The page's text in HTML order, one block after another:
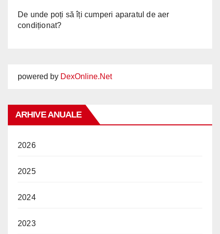
De unde poți să îți cumperi aparatul de aer
condiționat?
powered by DexOnline.Net
ARHIVE ANUALE
2026
2025
2024
2023